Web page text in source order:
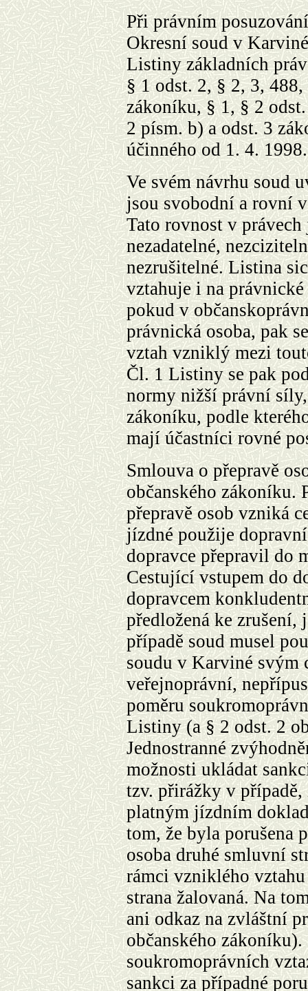
Při právním
Okresní soud v
Listiny základních
§ 1 odst. 2, § 2, 3, 488,
zákoníku, § 1, § 2
2 písm. b) a odst. 3
účinného od 1. 4. 1998.
Ve svém návrhu soud
jsou svobodní a rovní
Tato rovnost v
nezadatelné,
nezrušitelné. Listina
vztahuje i na právnické
pokud v
právnická osoba, pak
vztah vzniklý mezi
Čl. 1 Listiny se pak
normy nižší právní
zákoníku, podle
mají účastníci rovné
Smlouva o přepravě
občanského zákoníku.
přepravě osob vzniká
jízdné použije
dopravce přepravil do
Cestující vstupem do
dopravcem
předložená ke
případě soud musel
soudu v Karviné svým
veřejnoprávní,
poměru
Listiny (a § 2 odst. 2
Jednostranné
možnosti ukládat
tzv. přirážky v případě,
platným jízdním
tom, že byla porušena
osoba druhé smluvní
rámci vzniklého
strana žalovaná. Na
ani odkaz na zvláštní
občanského
soukromoprávních
sankci za případné